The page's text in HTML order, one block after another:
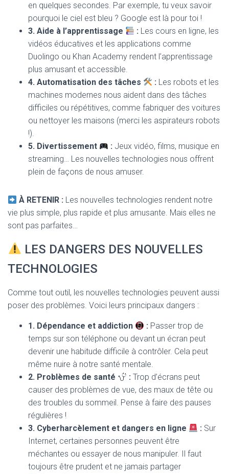
en quelques secondes. Par exemple, tu veux savoir
pourquoi le ciel est bleu ? Google est là pour toi !
3. Aide à l’apprentissage
: Les cours en ligne, les
vidéos éducatives et les applications comme
Duolingo ou Khan Academy rendent l’apprentissage
plus amusant et accessible.
4. Automatisation des tâches
: Les robots et les
machines modernes nous aident dans des tâches
difficiles ou répétitives, comme fabriquer des voitures
ou nettoyer les maisons (merci les aspirateurs robots
!).
5. Divertissement
: Jeux vidéo, films, musique en
streaming… Les nouvelles technologies nous offrent
plein de façons de nous amuser.
À RETENIR : Les nouvelles technologies rendent notre
vie plus simple, plus rapide et plus amusante. Mais elles ne
sont pas parfaites…
LES DANGERS DES NOUVELLES
TECHNOLOGIES
Comme tout outil, les nouvelles technologies peuvent aussi
poser des problèmes. Voici leurs principaux dangers :
1. Dépendance et addiction : Passer trop de
temps sur son téléphone ou devant un écran peut
devenir une habitude difficile à contrôler. Cela peut
même nuire à notre santé mentale.
2. Problèmes de santé
: Trop d’écrans peut
causer des problèmes de vue, des maux de tête ou
des troubles du sommeil. Pense à faire des pauses
régulières !
3. Cyberharcèlement et dangers en ligne
: Sur
Internet, certaines personnes peuvent être
méchantes ou essayer de nous manipuler. Il faut
toujours être prudent et ne jamais partager